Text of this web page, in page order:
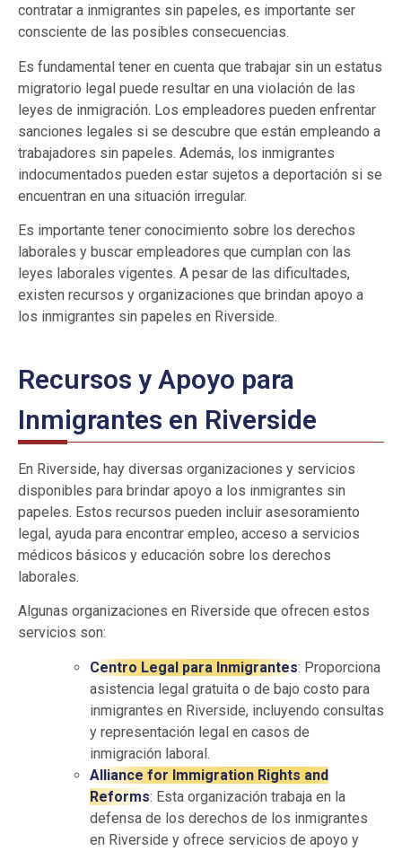
contratar a inmigrantes sin papeles, es importante ser
consciente de las posibles consecuencias.
Es fundamental tener en cuenta que trabajar sin un estatus
migratorio legal puede resultar en una violación de las
leyes de inmigración. Los empleadores pueden enfrentar
sanciones legales si se descubre que están empleando a
trabajadores sin papeles. Además, los inmigrantes
indocumentados pueden estar sujetos a deportación si se
encuentran en una situación irregular.
Es importante tener conocimiento sobre los derechos
laborales y buscar empleadores que cumplan con las
leyes laborales vigentes. A pesar de las dificultades,
existen recursos y organizaciones que brindan apoyo a
los inmigrantes sin papeles en Riverside.
Recursos y Apoyo para
Inmigrantes en Riverside
En Riverside, hay diversas organizaciones y servicios
disponibles para brindar apoyo a los inmigrantes sin
papeles. Estos recursos pueden incluir asesoramiento
legal, ayuda para encontrar empleo, acceso a servicios
médicos básicos y educación sobre los derechos
laborales.
Algunas organizaciones en Riverside que ofrecen estos
servicios son:
Centro Legal para Inmigrantes: Proporciona
asistencia legal gratuita o de bajo costo para
inmigrantes en Riverside, incluyendo consultas
y representación legal en casos de
inmigración laboral.
Alliance for Immigration Rights and
Reforms: Esta organización trabaja en la
defensa de los derechos de los inmigrantes
en Riverside y ofrece servicios de apoyo y